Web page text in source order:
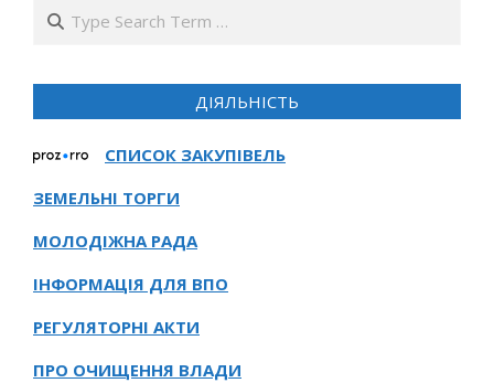
Search
ДІЯЛЬНІСТЬ
СПИСОК ЗАКУПІВЕЛЬ
ЗЕМЕЛЬНІ ТОРГИ
МОЛОДІЖНА РАДА
ІНФОРМАЦІЯ ДЛЯ ВПО
РЕГУЛЯТОРНІ АКТИ
ПРО ОЧИЩЕННЯ ВЛАДИ